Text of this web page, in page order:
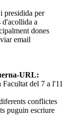
presidida per
d'acollida a
dones
email
URL:
del 7 a l'11
conflictes
puguin escriure